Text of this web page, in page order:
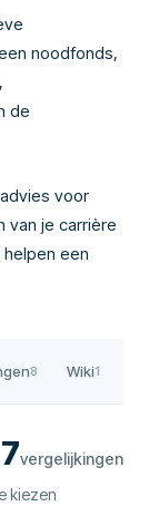
noodfonds,
de
voor
van je carrière
een
8 Wiki1
7vergelijkingen
kiezen